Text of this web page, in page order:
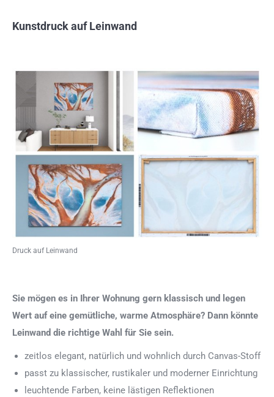
Kunstdruck auf Leinwand
Druck auf Leinwand
Sie mögen es in Ihrer Wohnung gern klassisch und legen
Wert auf eine gemütliche, warme Atmosphäre? Dann könnte
Leinwand die richtige Wahl für Sie sein.
zeitlos elegant, natürlich und wohnlich durch Canvas-Stoff
passt zu klassischer, rustikaler und moderner Einrichtung
leuchtende Farben, keine lästigen Reflektionen